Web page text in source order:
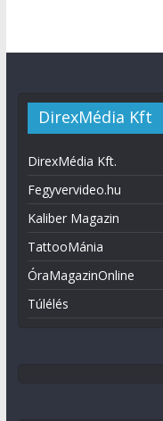
DirexMédia Kft
DirexMédia Kft.
Fegyvervideo.hu
Kaliber Magazin
TattooMánia
ÓraMagazinOnline
Túlélés